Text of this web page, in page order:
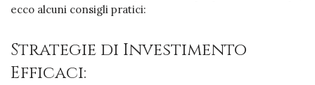
ecco alcuni consigli pratici:
Strategie di Investimento
Efficaci: